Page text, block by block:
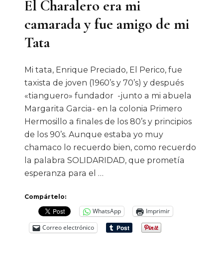
El Charalero era mi
camarada y fue amigo de mi
Tata
Mi tata, Enrique Preciado, El Perico, fue
taxista de joven (1960’s y 70’s) y después
«tianguero» fundador -junto a mi abuela
Margarita Garcia- en la colonia Primero
Hermosillo a finales de los 80’s y principios
de los 90’s. Aunque estaba yo muy
chamaco lo recuerdo bien, como recuerdo
la palabra SOLIDARIDAD, que prometía
esperanza para el …
Compártelo:
WhatsApp
Imprimir
Correo electrónico